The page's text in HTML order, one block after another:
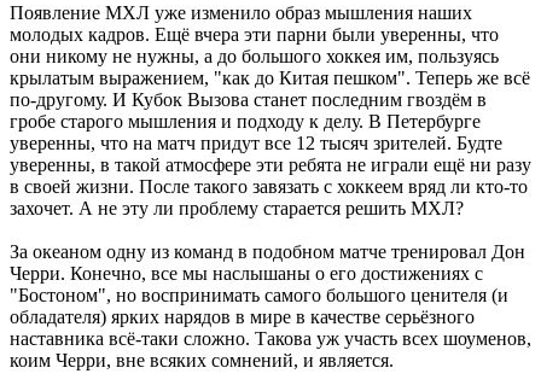
Появление МХЛ уже изменило образ мышления наших
молодых кадров. Ещё вчера эти парни были уверенны, что
они никому не нужны, а до большого хоккея им, пользуясь
крылатым выражением, "как до Китая пешком". Теперь же всё
по-другому. И Кубок Вызова станет последним гвоздём в
гробе старого мышления и подходу к делу. В Петербурге
уверенны, что на матч придут все 12 тысяч зрителей. Будте
уверенны, в такой атмосфере эти ребята не играли ещё ни разу
в своей жизни. После такого завязать с хоккеем вряд ли кто-то
захочет. А не эту ли проблему старается решить МХЛ?
За океаном одну из команд в подобном матче тренировал Дон
Черри. Конечно, все мы наслышаны о его достижениях с
"Бостоном", но воспринимать самого большого ценителя (и
обладателя) ярких нарядов в мире в качестве серьёзного
наставника всё-таки сложно. Такова уж участь всех шоуменов,
коим Черри, вне всяких сомнений, и является.